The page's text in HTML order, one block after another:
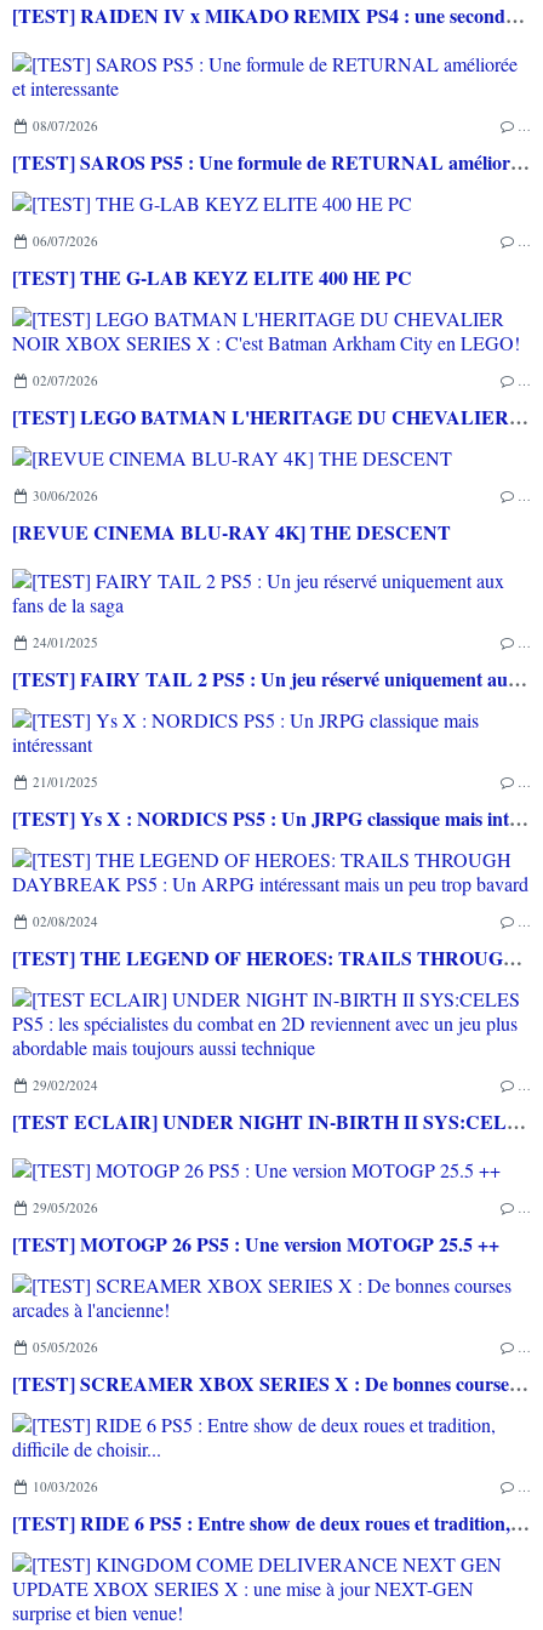
[TEST] RAIDEN IV x MIKADO REMIX PS4 : une seconde vie pour le shoot'em up arcade!
08/07/2026 …
[TEST] SAROS PS5 : Une formule de RETURNAL améliorée et interessante
06/07/2026 …
[TEST] THE G-LAB KEYZ ELITE 400 HE PC
02/07/2026 …
[TEST] LEGO BATMAN L'HERITAGE DU CHEVALIER NOIR XBOX SERIES X : C'est Batman Arkham City en LEGO!
30/06/2026 …
[REVUE CINEMA BLU-RAY 4K] THE DESCENT
24/01/2025 …
[TEST] FAIRY TAIL 2 PS5 : Un jeu réservé uniquement aux fans de la saga
21/01/2025 …
[TEST] Ys X : NORDICS PS5 : Un JRPG classique mais intéressant
02/08/2024 …
[TEST] THE LEGEND OF HEROES: TRAILS THROUGH DAYBREAK PS5 : Un ARPG intéressant mais un peu trop bavard
29/02/2024 …
[TEST ECLAIR] UNDER NIGHT IN-BIRTH II SYS:CELES PS5 : les spécialistes du combat en 2D reviennent avec un jeu plus abordable mais toujours aussi technique
29/05/2026 …
[TEST] MOTOGP 26 PS5 : Une version MOTOGP 25.5 ++
05/05/2026 …
[TEST] SCREAMER XBOX SERIES X : De bonnes courses arcades à l'ancienne!
10/03/2026 …
[TEST] RIDE 6 PS5 : Entre show de deux roues et tradition, difficile de choisir...